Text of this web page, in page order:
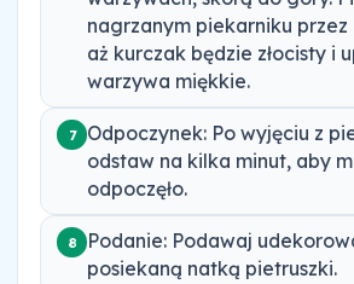
nagrzanym piekarniku przez
aż kurczak będzie złocisty i
warzywa miękkie.
7
Odpoczynek: Po wyjęciu z
odstaw na kilka minut, aby
odpoczęło.
8
Podanie: Podawaj
posiekaną natką pietruszki.